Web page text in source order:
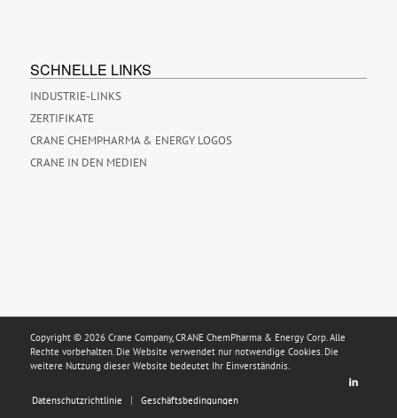
SCHNELLE LINKS
INDUSTRIE-LINKS
ZERTIFIKATE
CRANE CHEMPHARMA & ENERGY LOGOS
CRANE IN DEN MEDIEN
Copyright © 2026 Crane Company, CRANE ChemPharma & Energy Corp. Alle
Rechte vorbehalten. Die Website verwendet nur notwendige Cookies. Die
weitere Nutzung dieser Website bedeutet Ihr Einverständnis.
Datenschutzrichtlinie Geschäftsbedingungen